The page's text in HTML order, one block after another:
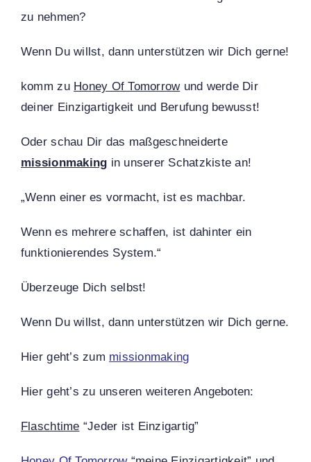
zu nehmen?
Wenn Du willst, dann unterstützen wir Dich gerne!
komm zu Honey Of Tomorrowund werde Dir
deiner Einzigartigkeit und Berufung bewusst!
Oder schau Dir das maßgeschneiderte
missionmaking in unserer Schatzkiste an!
„Wenn einer es vormacht, ist es machbar.
Wenn es mehrere schaffen, ist dahinter ein
funktionierendes System.“
Überzeuge Dich selbst!
Wenn Du willst, dann unterstützen wir Dich gerne.
Hier geht’s zum missionmaking
Hier geht’s zu unseren weiteren Angeboten:
Flaschtime “Jeder ist Einzigartig”